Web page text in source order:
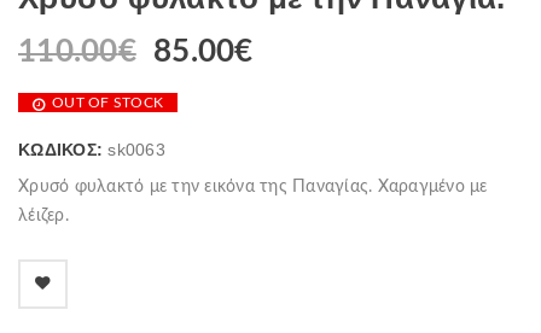
110.00€ 85.00€
OUT OF STOCK
ΚΩΔΙΚΌΣ:sk0063
Χρυσό φυλακτό με την εικόνα της Παναγίας. Χαραγμένο με
λέιζερ.